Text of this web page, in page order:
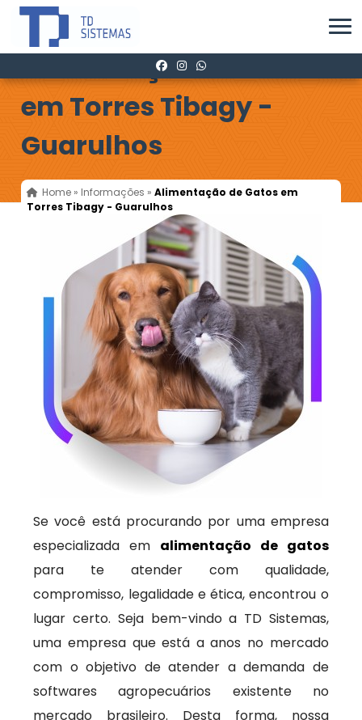
Alimentação de Gatos
em Torres Tibagy -
Guarulhos
Home » Informações »Alimentação de Gatos em
Torres Tibagy - Guarulhos
Se você está procurando por uma empresa
especializada em alimentação de gatos
para te atender com qualidade,
compromisso, legalidade e ética, encontrou o
lugar certo. Seja bem-vindo a TD Sistemas,
uma empresa que está a anos no mercado
com o objetivo de atender a demanda de
softwares agropecuários existente no
mercado brasileiro. Desta forma, nossa